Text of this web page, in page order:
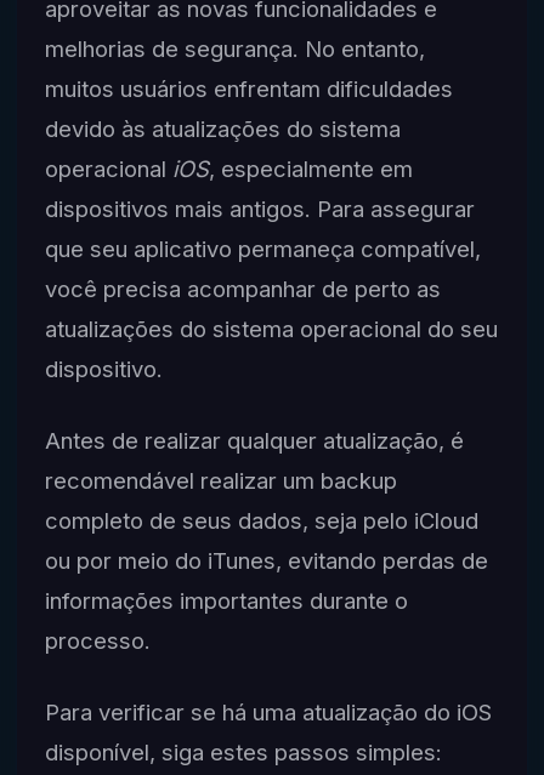
aproveitar as novas funcionalidades e
melhorias de segurança. No entanto,
muitos usuários enfrentam dificuldades
devido às atualizações do sistema
operacional iOS, especialmente em
dispositivos mais antigos. Para assegurar
que seu aplicativo permaneça compatível,
você precisa acompanhar de perto as
atualizações do sistema operacional do seu
dispositivo.
Antes de realizar qualquer atualização, é
recomendável realizar um backup
completo de seus dados, seja pelo iCloud
ou por meio do iTunes, evitando perdas de
informações importantes durante o
processo.
Para verificar se há uma atualização do iOS
disponível, siga estes passos simples: